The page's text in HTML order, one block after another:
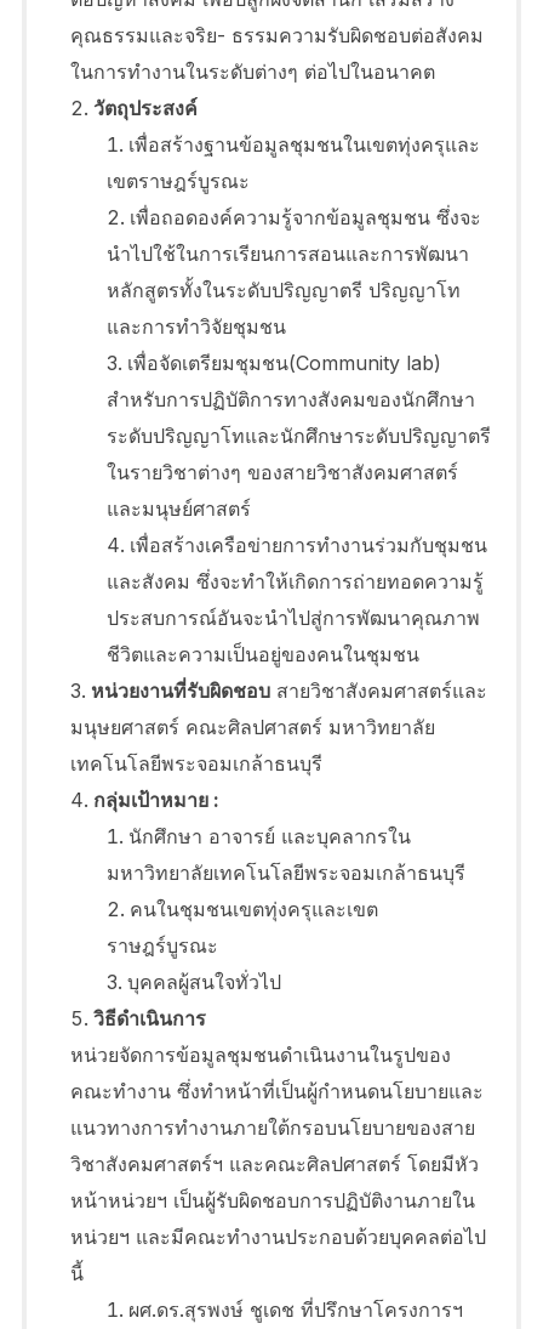
คุณธรรมและจริย- ธรรมความรับผิดชอบต่อสังคม
ในการทำงานในระดับต่างๆ ต่อไปในอนาคต
วัตถุประสงค์
เพื่อสร้างฐานข้อมูลชุมชนในเขตทุ่งครุและ
เขตราษฎร์บูรณะ
เพื่อถอดองค์ความรู้จากข้อมูลชุมชน ซึ่งจะ
นำไปใช้ในการเรียนการสอนและการพัฒนา
หลักสูตรทั้งในระดับปริญญาตรี ปริญญาโท
และการทำวิจัยชุมชน
เพื่อจัดเตรียมชุมชน(Community lab)
สำหรับการปฏิบัติการทางสังคมของนักศึกษา
ระดับปริญญาโทและนักศึกษาระดับปริญญาตรี
ในรายวิชาต่างๆ ของสายวิชาสังคมศาสตร์
และมนุษย์ศาสตร์
เพื่อสร้างเครือข่ายการทำงานร่วมกับชุมชน
และสังคม ซึ่งจะทำให้เกิดการถ่ายทอดความรู้
ประสบการณ์อันจะนำไปสู่การพัฒนาคุณภาพ
ชีวิตและความเป็นอยู่ของคนในชุมชน
หน่วยงานที่รับผิดชอบสายวิชาสังคมศาสตร์และ
มนุษยศาสตร์ คณะศิลปศาสตร์ มหาวิทยาลัย
เทคโนโลยีพระจอมเกล้าธนบุรี
กลุ่มเป้าหมาย :
นักศึกษา อาจารย์ และบุคลากรใน
มหาวิทยาลัยเทคโนโลยีพระจอมเกล้าธนบุรี
คนในชุมชนเขตทุ่งครุและเขต
ราษฎร์บูรณะ
บุคคลผู้สนใจทั่วไป
วิธีดำเนินการ
หน่วยจัดการข้อมูลชุมชนดำเนินงานในรูปของ
คณะทำงาน ซึ่งทำหน้าที่เป็นผู้กำหนดนโยบายและ
แนวทางการทำงานภายใต้กรอบนโยบายของสาย
วิชาสังคมศาสตร์ฯ และคณะศิลปศาสตร์ โดยมีหัว
หน้าหน่วยฯ เป็นผู้รับผิดชอบการปฏิบัติงานภายใน
หน่วยฯ และมีคณะทำงานประกอบด้วยบุคคลต่อไป
นี้
ผศ.ดร.สุรพงษ์ ชูเดช ที่ปรึกษาโครงการฯ